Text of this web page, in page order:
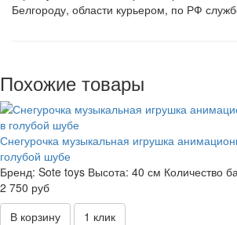
Белгороду, области курьером, по РФ
Похожие товары
Снегурочка музыкальная игрушка
голубой шубе
Бренд: Sote toys Высота: 40 см Количество
2 750 руб
В корзину
1 клик